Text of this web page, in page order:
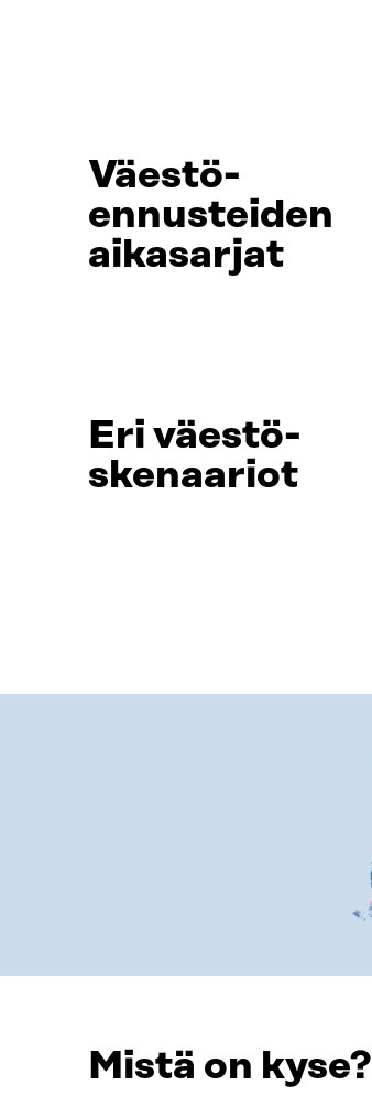
Väestö­
ennusteiden
aikasarjat
Eri väestö­
skenaariot
Mistä on kyse?